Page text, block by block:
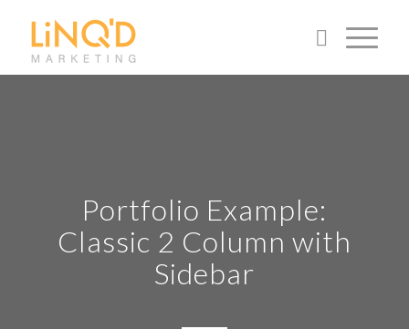
Portfolio Example:
Classic 2 Column with
Sidebar